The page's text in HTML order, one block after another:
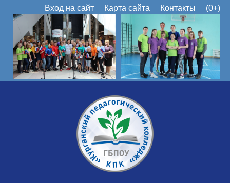
Вход на сайт Карта сайта Контакты (0+)